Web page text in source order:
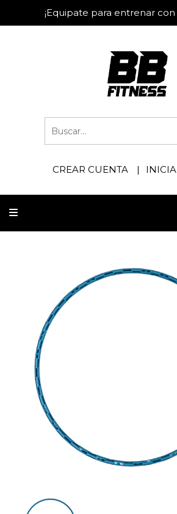
¡Equipate para entrenar con
CREAR CUENTA